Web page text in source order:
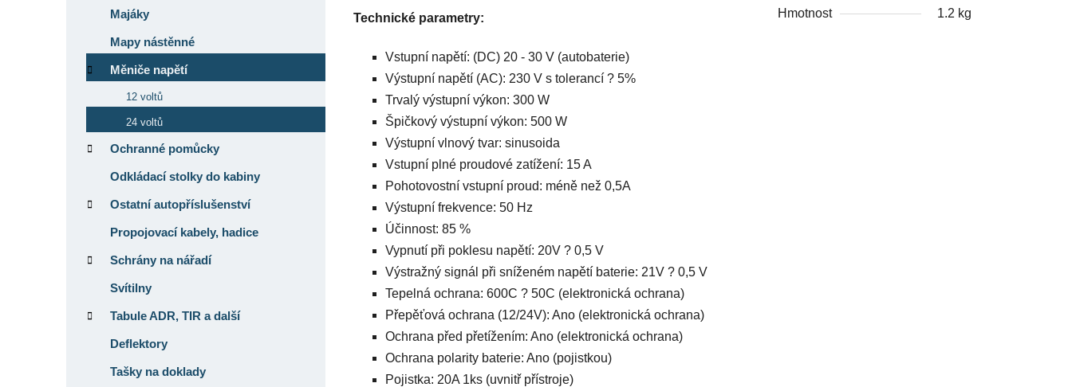
Majáky
Mapy nástěnné
Měniče napětí
12 voltů
24 voltů
Ochranné pomůcky
Odkládací stolky do kabiny
Ostatní autopříslušenství
Propojovací kabely, hadice
Schrány na nářadí
Svítilny
Tabule ADR, TIR a další
Deflektory
Tašky na doklady
Technické parametry:
Vstupní napětí: (DC) 20 - 30 V (autobaterie)
Výstupní napětí (AC): 230 V s tolerancí ? 5%
Trvalý výstupní výkon: 300 W
Špičkový výstupní výkon: 500 W
Výstupní vlnový tvar: sinusoida
Vstupní plné proudové zatížení: 15 A
Pohotovostní vstupní proud: méně než 0,5A
Výstupní frekvence: 50 Hz
Účinnost: 85 %
Vypnutí při poklesu napětí: 20V ? 0,5 V
Výstražný signál při sníženém napětí baterie: 21V ? 0,5 V
Tepelná ochrana: 600C ? 50C (elektronická ochrana)
Přepěťová ochrana (12/24V): Ano (elektronická ochrana)
Ochrana před přetížením: Ano (elektronická ochrana)
Ochrana polarity baterie: Ano (pojistkou)
Pojistka: 20A 1ks (uvnitř přístroje)
Hmotnost
1.2 kg